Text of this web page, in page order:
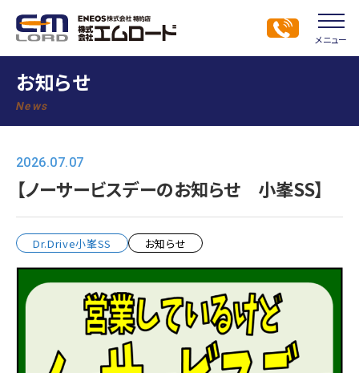
メニュー
お知らせ
News
2026.07.07
【ノーサービスデーのお知らせ 小峯SS】
Dr.Drive小峯SS お知らせ